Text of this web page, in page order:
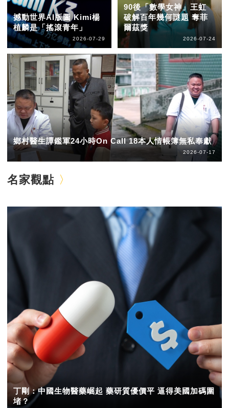
撼動世界AI版圖 Kimi楊
植麟是「搖滾青年」
2026-07-29
90後「數學女神」王虹
破解百年幾何謎題 奪菲
爾茲獎
2026-07-24
鄉村醫生譚鑑軍24小時On Call 18本人情帳簿無私奉獻
2026-07-17
名家觀點
丁剛：中國生物醫藥崛起 藥研質優價平 逼得美國加碼圍
堵？